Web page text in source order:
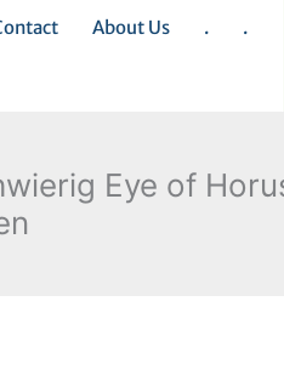
About Us . .
Eye of